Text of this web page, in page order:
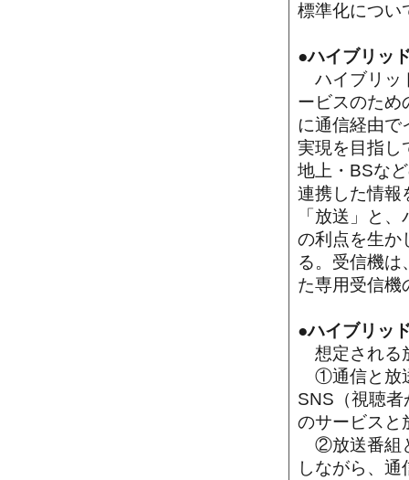
標準化につい
●ハイブリッ
ハイブリッ
ービスのため
に通信経由で
実現を目指し
地上・BSな
連携した情報
「放送」と
の利点を生か
る。受信機は
た専用受信機
●ハイブリッ
想定される
①通信と放
SNS（視聴
のサービスと
②放送番組
しながら、